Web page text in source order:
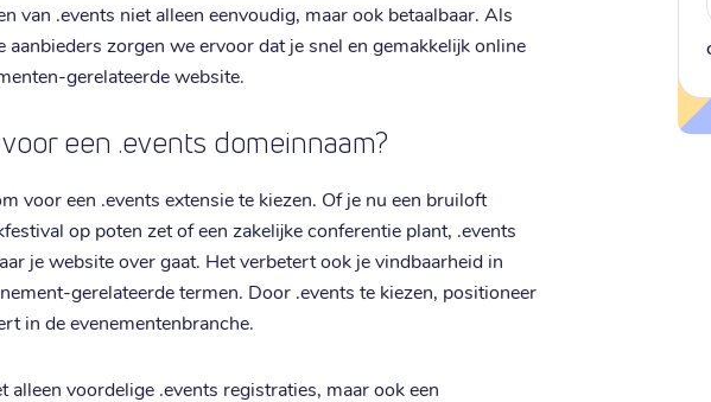
van .events niet alleen eenvoudig, maar ook betaalbaar. Als
aanbieders zorgen we ervoor dat je snel en gemakkelijk online
gerelateerde website.
een .events domeinnaam?
voor een .events extensie te kiezen. Of je nu een bruiloft
op poten zet of een zakelijke conferentie plant, .events
je website over gaat. Het verbetert ook je vindbaarheid in
gerelateerde termen. Door .events te kiezen, positioneer
in de evenementenbranche.
alleen voordelige .events registraties, maar ook een